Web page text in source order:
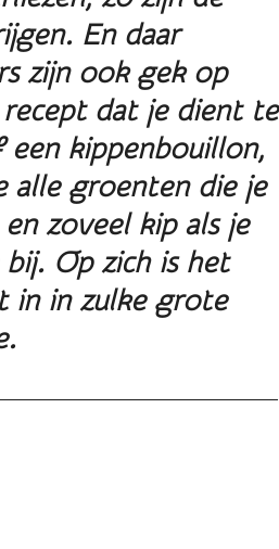
En daar
zijn ook gek op
dat je dient te
een kippenbouillon,
alle groenten die je
zoveel kip als je
Op zich is het
in in zulke grote